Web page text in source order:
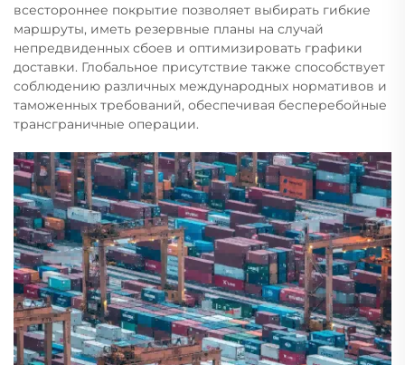
всестороннее покрытие позволяет выбирать гибкие
маршруты, иметь резервные планы на случай
непредвиденных сбоев и оптимизировать графики
доставки. Глобальное присутствие также способствует
соблюдению различных международных нормативов и
таможенных требований, обеспечивая бесперебойные
трансграничные операции.